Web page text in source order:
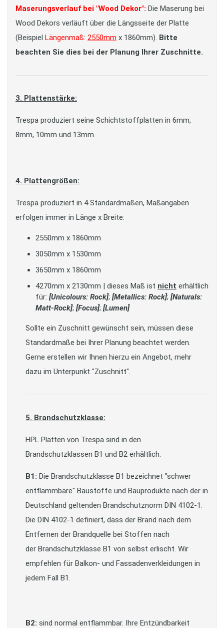
Maserungsverlauf bei "Wood Dekor": Die Maserung bei
Wood Dekors verläuft über die Längsseite der Platte
(Beispiel Längenmaß: 2550mm x 1860mm). Bitte
beachten Sie dies bei der Planung Ihrer Zuschnitte.
3. Plattenstärke:
Trespa produziert seine Schichtstoffplatten in 6mm,
8mm, 10mm und 13mm.
4. Plattengrößen:
Trespa produziert in 4 Standardmaßen, Maßangaben
erfolgen immer in Länge x Breite:
2550mm x 1860mm
3050mm x 1530mm
3650mm x 1860mm
4270mm x 2130mm | dieses Maß ist nicht erhältlich
für: [Unicolours: Rock]; [Metallics: Rock]; [Naturals:
Matt-Rock]; [Focus]; [Lumen]
Sollte ein Zuschnitt gewünscht sein, müssen diese
Standardmaße bei Ihrer Planung beachtet werden.
Gerne erstellen wir Ihnen hierzu ein Angebot, mehr
dazu im Unterpunkt "Zuschnitt".
5. Brandschutzklasse:
HPL Platten von Trespa sind in den
Brandschutzklassen B1 und B2 erhältlich.
B1: Die Brandschutzklasse B1 bezeichnet "schwer
entflammbare" Baustoffe und Bauprodukte nach der in
Deutschland geltenden Brandschutznorm DIN 4102-1.
Die DIN 4102-1 definiert, dass der Brand nach dem
Entfernen der Brandquelle bei Stoffen nach
der Brandschutzklasse B1 von selbst erlischt. Wir
empfehlen für Balkon- und Fassadenverkleidungen in
jedem Fall B1.
B2: sind normal entflammbar. Ihre Entzündbarkeit